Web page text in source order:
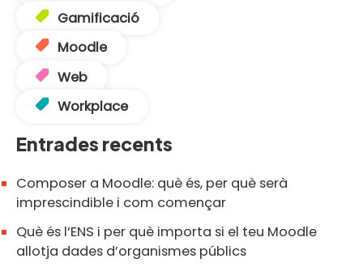
Gamificació
Moodle
Web
Workplace
Entrades recents
Composer a Moodle: què és, per què serà
imprescindible i com començar
Què és l’ENS i per què importa si el teu Moodle
allotja dades d’organismes públics